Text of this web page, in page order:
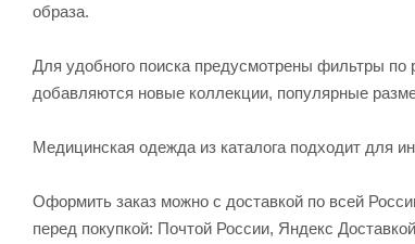
образа.
Для удобного поиска предусмотрены фильтры по
добавляются новые коллекции, популярные
Медицинская одежда из каталога подходит для
Оформить заказ можно с доставкой по всей
перед покупкой: Почтой России, Яндекс